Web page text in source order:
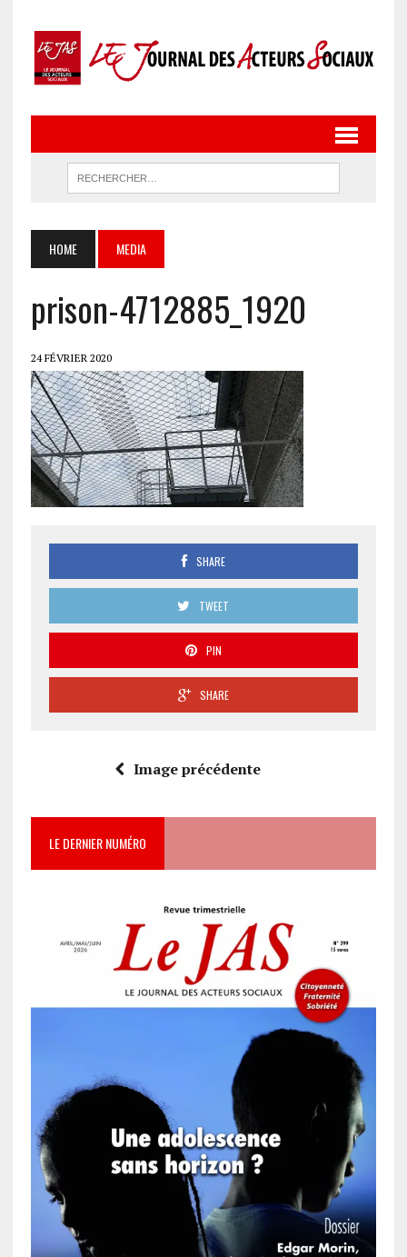
HOME MEDIA
prison-4712885_1920
24 FÉVRIER 2020
SHARE
TWEET
PIN
SHARE
Image précédente
LE DERNIER NUMÉRO